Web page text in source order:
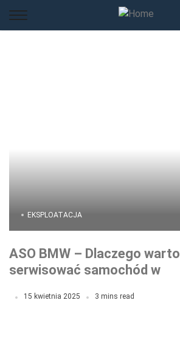
EKSPLOATACJA
ASO BMW – Dlaczego warto
serwisować samochód w
15 kwietnia 2025 3 mins read